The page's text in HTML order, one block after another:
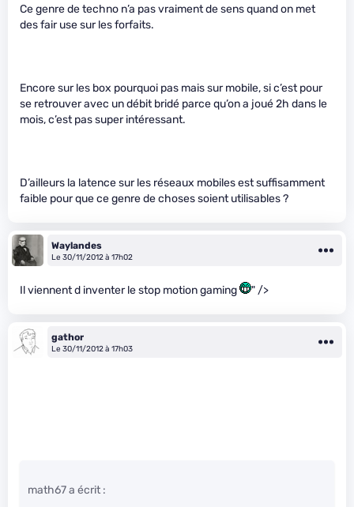
Ce genre de techno n’a pas vraiment de sens quand on met
des fair use sur les forfaits.
Encore sur les box pourquoi pas mais sur mobile, si c’est pour
se retrouver avec un débit bridé parce qu’on a joué 2h dans le
mois, c’est pas super intéressant.
D’ailleurs la latence sur les réseaux mobiles est suffisamment
faible pour que ce genre de choses soient utilisables ?
Waylandes
Le 30/11/2012 à 17h02
Il viennent d inventer le stop motion gaming " />
gathor
Le 30/11/2012 à 17h03
math67 a écrit :